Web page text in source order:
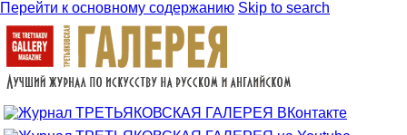
Перейти к основному содержанию Skip to search